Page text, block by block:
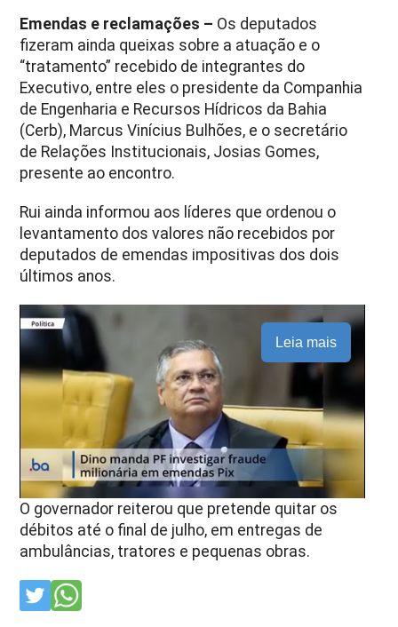
Emendas e reclamações – Os deputados
fizeram ainda queixas sobre a atuação e o
“tratamento” recebido de integrantes do
Executivo, entre eles o presidente da Companhia
de Engenharia e Recursos Hídricos da Bahia
(Cerb), Marcus Vinícius Bulhões, e o secretário
de Relações Institucionais, Josias Gomes,
presente ao encontro.
Rui ainda informou aos líderes que ordenou o
levantamento dos valores não recebidos por
deputados de emendas impositivas dos dois
últimos anos.
Leia mais
O governador reiterou que pretende quitar os
débitos até o final de julho, em entregas de
ambulâncias, tratores e pequenas obras.